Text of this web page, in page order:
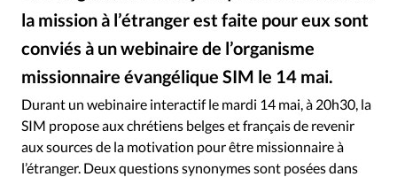
Devise:CHF
Toute l'actualité Bible Culture
Economie
Eglises
Histoire Laicité
Liberté religieuse
Mission
Monde People Politique
Religions
Société
la mission à l’étranger est faite pour eux sont
conviés à un webinaire de l’organisme
missionnaire évangélique SIM le 14 mai.
Olezzo / Getty Images
Durant un webinaire interactif le mardi 14 mai, à 20h30, la
SIM propose aux chrétiens belges et français de revenir
aux sources de la motivation pour être missionnaire à
l’étranger. Deux questions synonymes sont posées dans